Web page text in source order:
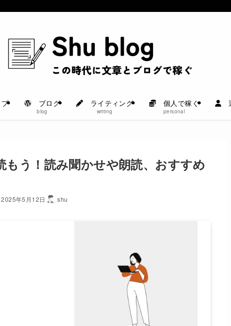
ブログ
blog
ライティング
writing
個人で稼ぐ
personal
う！読み聞かせや朗読、おすすめ
2025年5月12日 shu